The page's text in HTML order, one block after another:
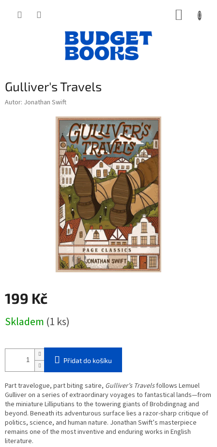
Gulliver's Travels
Autor: Jonathan Swift
199 Kč
cena:
Skladem (1 ks)
Přidat do košíku
Part travelogue, part biting satire, Gulliver’s Travelsfollows Lemuel
Gulliver on a series of extraordinary voyages to fantastical lands—from
the miniature Lilliputians to the towering giants of Brobdingnag and
beyond. Beneath its adventurous surface lies a razor-sharp critique of
politics, science, and human nature. Jonathan Swift’s masterpiece
remains one of the most inventive and enduring works in English
literature.